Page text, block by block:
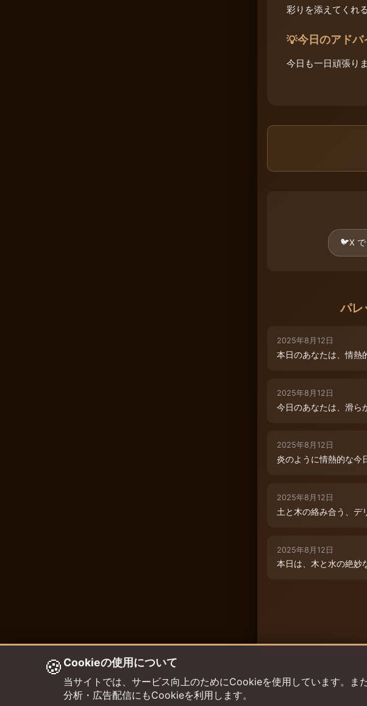
彩りを添えてくれ
💡今日のアドバ
今日も一日頑張り
🐦X
パレ
2025年8月12日
本日のあなたは、情熱
2025年8月12日
今日のあなたは、滑ら
2025年8月12日
炎のように情熱的な今
2025年8月12日
土と木の絡み合う、デ
2025年8月12日
本日は、木と水の絶妙
🍪 Cookieの使用について
当サイトでは、サービス向上のためにCookieを使用しています。
分析・広告配信にもCookieを利用します。